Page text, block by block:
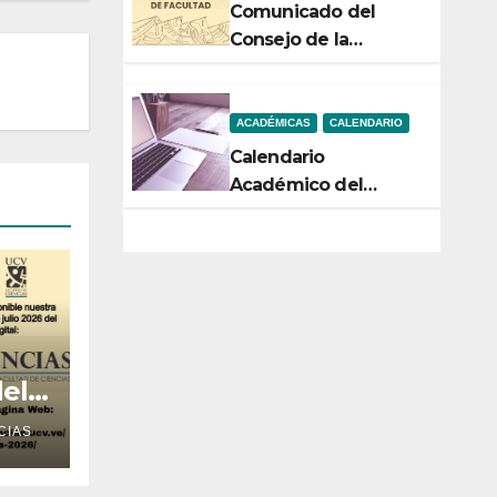
Comunicado del
Consejo de la
ACADÉMICAS CALENDARIO
Calendario
Académico del